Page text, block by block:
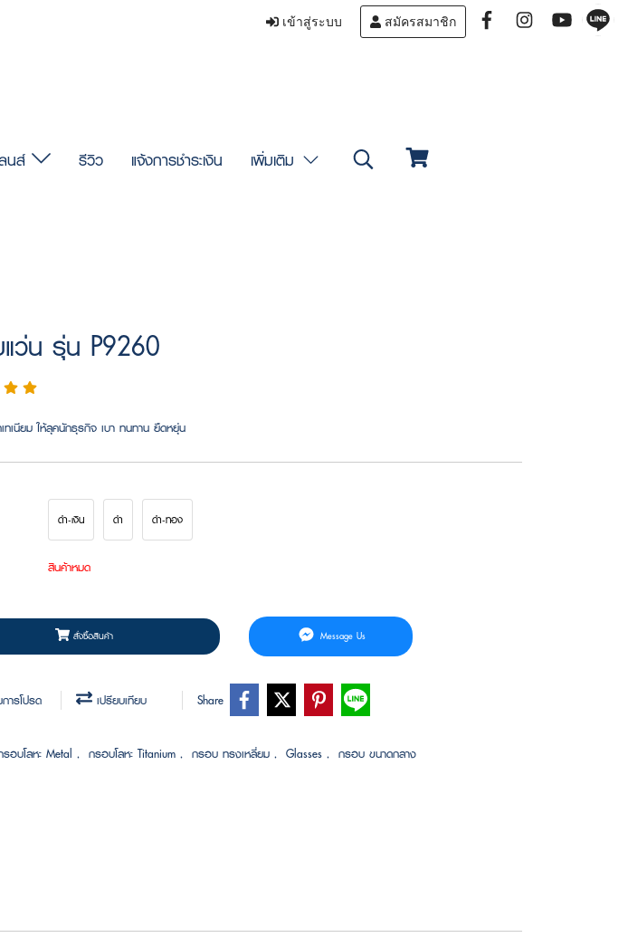
เข้าสู่ระบบ สมัครสมาชิก
นส์ รีวิว แจ้งการชำระเงิน เพิ่มเติม
ว่น รุ่น P9260
ทเนียม ให้ลุคนักธุรกิจ เบา ทนทาน ยืดหยุ่น
ดำ-เงิน ดำ ดำ-ทอง
สินค้าหมด
สั่งซื้อสินค้า Message Us
ารโปรด เปรียบเทียบ Share
อบโลหะ Metal , กรอบโลหะ Titanium , กรอบ ทรงเหลี่ยม , Glasses , กรอบ ขนาดกลาง